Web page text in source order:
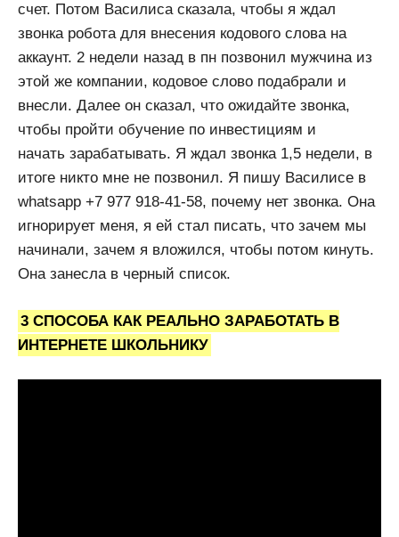
счет. Потом Василиса сказала, чтобы я ждал
звонка робота для внесения кодового слова на
аккаунт. 2 недели назад в пн позвонил мужчина из
этой же компании, кодовое слово подабрали и
внесли. Далее он сказал, что ожидайте звонка,
чтобы пройти обучение по инвестициям и
начать зарабатывать. Я ждал звонка 1,5 недели, в
итоге никто мне не позвонил. Я пишу Василисе в
whatsapp +7 977 918-41-58, почему нет звонка. Она
игнорирует меня, я ей стал писать, что зачем мы
начинали, зачем я вложился, чтобы потом кинуть.
Она занесла в черный список.
3 СПОСОБА КАК РЕАЛЬНО ЗАРАБОТАТЬ В
ИНТЕРНЕТЕ ШКОЛЬНИКУ